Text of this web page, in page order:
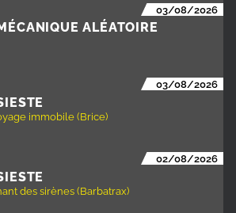
03/08/2026
ALÉATOIRE
03/08/2026
immobile (Brice)
02/08/2026
des sirènes (Barbatrax)